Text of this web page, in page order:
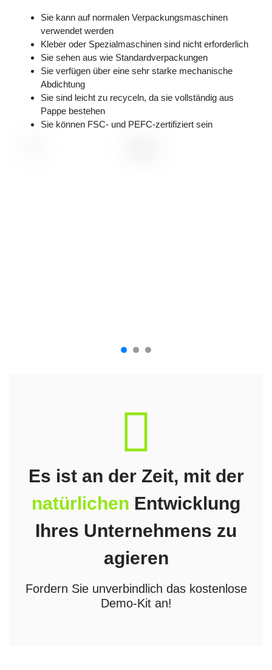
Sie kann auf normalen Verpackungsmaschinen
verwendet werden
Kleber oder Spezialmaschinen sind nicht erforderlich
Sie sehen aus wie Standardverpackungen
Sie verfügen über eine sehr starke mechanische
Abdichtung
Sie sind leicht zu recyceln, da sie vollständig aus
Pappe bestehen
Sie können FSC- und PEFC-zertifiziert sein
Es ist an der Zeit, mit der
natürlichen Entwicklung
Ihres Unternehmens zu
agieren
Fordern Sie unverbindlich das kostenlose
Demo-Kit an!